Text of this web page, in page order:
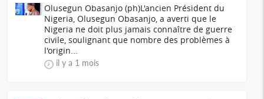
Olusegun Obasanjo (ph)L'ancien Président du
Nigeria, Olusegun Obasanjo, a averti que le
Nigeria ne doit plus jamais connaître de guerre
civile, soulignant que nombre des problèmes à
l'origin...
il y a 1 mois